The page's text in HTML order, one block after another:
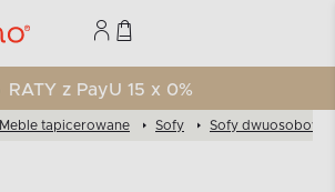
RATY z PayU 15 x 0%
Meble tapicerowane Sofy Sofy dwuosobowe